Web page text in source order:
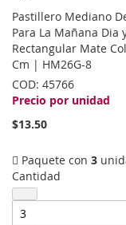
a
la
lista
de
deseos
Pastillero Mediano
Para La Mañana Dia
Rectangular Mate
Cm | HM26G-8
COD: 45766
Precio por unidad
$13.50
Paquete con 3
Cantidad